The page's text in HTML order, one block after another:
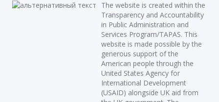
The website is created within the
Transparency and Accountability
in Public Administration and
Services Program/TAPAS. This
website is made possible by the
generous support of the
American people through the
United States Agency for
International Development
(USAID) alongside UK aid from